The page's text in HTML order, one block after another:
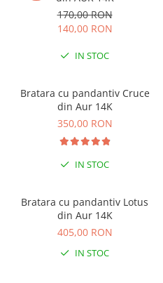
170,00 RON
140,00 RON
IN STOC
Bratara cu pandantiv Cruce
din Aur 14K
350,00 RON
IN STOC
Bratara cu pandantiv Lotus
din Aur 14K
405,00 RON
IN STOC